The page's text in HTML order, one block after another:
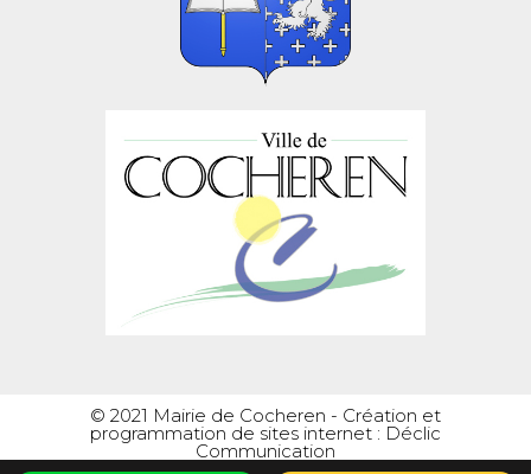
© 2021 Mairie de Cocheren - Création et
programmation de sites internet : Déclic
Communication